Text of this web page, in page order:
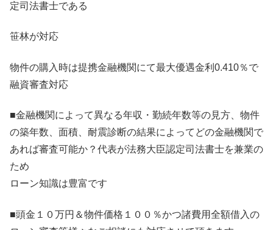
定司法書士である
笹林が対応
物件の購入時は提携金融機関にて最大優遇金利0.410％で
融資審査対応
■金融機関によって異なる年収・勤続年数等の見方、物件
の築年数、面積、耐震診断の結果によってどの金融機関で
あれば審査可能か？代表が法務大臣認定司法書士を兼業の
ため
ローン知識は豊富です
■頭金１０万円＆物件価格１００％かつ諸費用全額借入の